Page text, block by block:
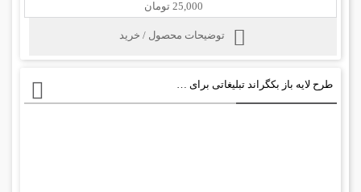
25,000 تومان
توضیحات محصول / خرید